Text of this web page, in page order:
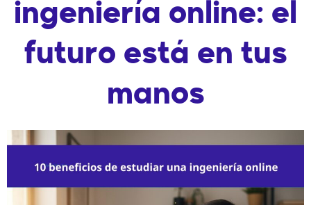
ingeniería online: el
futuro está en tus
manos